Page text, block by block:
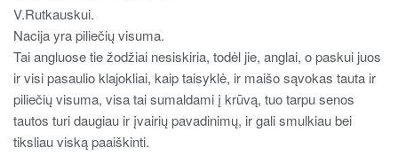
V.Rutkauskui.
Nacija yra piliečių visuma.
Tai angluose tie žodžiai nesiskiria, todėl jie, anglai, o paskui juos
ir visi pasaulio klajokliai, kaip taisyklė, ir maišo sąvokas tauta ir
piliečių visuma, visa tai sumaldami į krūvą, tuo tarpu senos
tautos turi daugiau ir įvairių pavadinimų, ir gali smulkiau bei
tiksliau viską paaiškinti.